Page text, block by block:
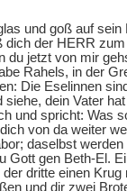
und goß auf sein
dich der HERR
du jetzt von mir
Rahels, in der
Die Eselinnen
dein Vater
und spricht: Was
von da weiter
daselbst
Gott gen Beth-El.
dritte einen
und dir zwei